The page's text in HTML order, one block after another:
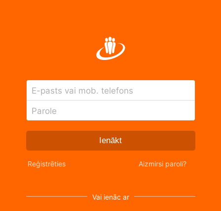
E-pasts vai mob. telefons
Parole
Ienākt
Reģistrēties Aizmirsi paroli?
Vai ienāc ar